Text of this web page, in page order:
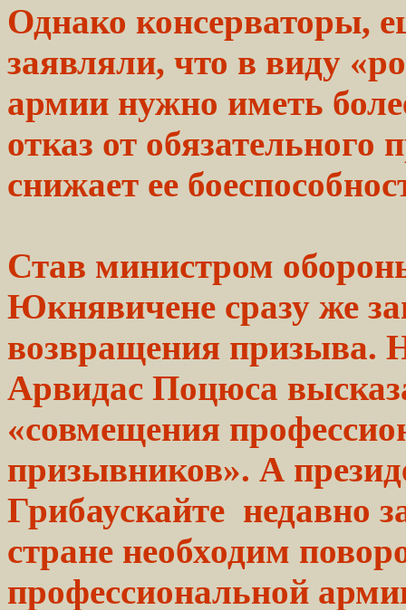
Однако консерваторы,
заявляли, что в виду
армии нужно иметь
отказ от обязательного
снижает ее
Став министром
Юкнявичене сразу же
возвращения призыва.
Арвидас Поцюса
«совмещения
призывников». А
Грибаускайте недавно
стране необходим
профессиональной